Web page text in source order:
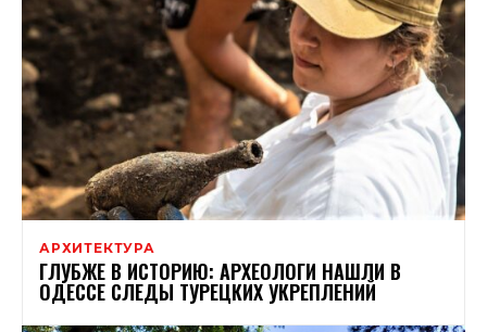
АРХИТЕКТУРА
ГЛУБЖЕ В ИСТОРИЮ: АРХЕОЛОГИ НАШЛИ В
ОДЕССЕ СЛЕДЫ ТУРЕЦКИХ УКРЕПЛЕНИЙ